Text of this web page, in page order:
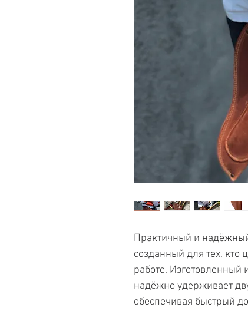
Практичный и
созданный для тех, кто
работе. Изготовленный
надёжно удерживает
обеспечивая быстрый